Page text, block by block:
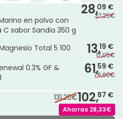
en polvo con
sabor Sandia 350 g
28,09 €
37,25€
Total 5 100
13,19 €
17,05€
0.3% GF &
61,59 €
76,90€
131,20€102,87 €
Ahorras 28,33€